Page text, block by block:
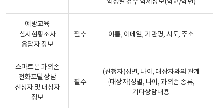
학생일 경우 학제정보(학교/학년)
예방교육
실시현황조사
응답자 정보
필수 이름, 이메일, 기관명, 시도, 주소
스마트폰 과의존
전화포털 상담
신청자 및 대상자
정보
필수
(신청자)성별, 나이, 대상자와의 관계
(대상자)성별, 나이, 과의존 종류,
기타상담내용